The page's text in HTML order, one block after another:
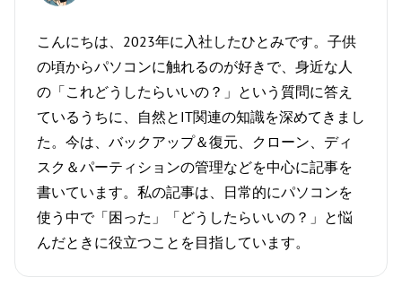
こんにちは、2023年に入社したひとみです。子供
の頃からパソコンに触れるのが好きで、身近な人
の「これどうしたらいいの？」という質問に答え
ているうちに、自然とIT関連の知識を深めてきまし
た。今は、バックアップ＆復元、クローン、ディ
スク＆パーティションの管理などを中心に記事を
書いています。私の記事は、日常的にパソコンを
使う中で「困った」「どうしたらいいの？」と悩
んだときに役立つことを目指しています。